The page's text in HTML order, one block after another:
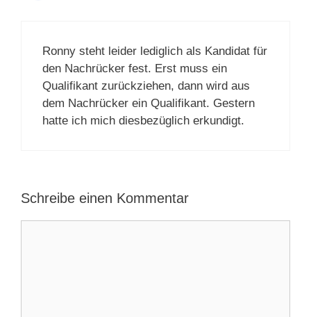
Ronny steht leider lediglich als Kandidat für
den Nachrücker fest. Erst muss ein
Qualifikant zurückziehen, dann wird aus
dem Nachrücker ein Qualifikant. Gestern
hatte ich mich diesbezüglich erkundigt.
Schreibe einen Kommentar